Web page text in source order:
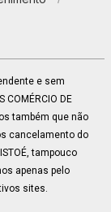
e sem
DE
também que não
cancelamento do
tampouco
apenas pelo
sites.